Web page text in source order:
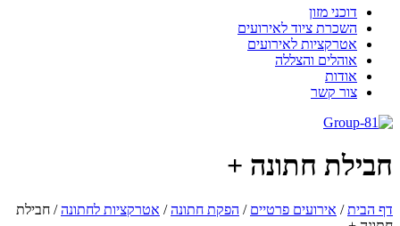
דוכני מזון
השכרת ציוד לאירועים
אטרקציות לאירועים
אוהלים והצללה
אודות
צור קשר
חתונה +
הבית/אירועים פרטיים/הפקת חתונה/אטרקציות לחתונה/חבילת